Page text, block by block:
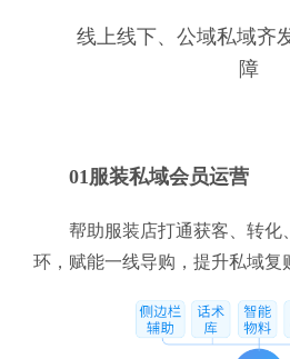
线上线下、公域私域齐
障
01服装私域会员运营
帮助服装店打通获客、转化
环，赋能一线导购，提升私域复